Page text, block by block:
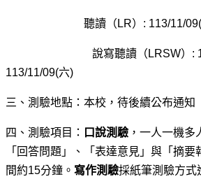
聽讀（LR）: 113/11/
說寫聽讀（LRSW）:
113/11/09(六)
三、測驗地點：本校，待後續公布通知
四、測驗項目： 口說測驗 ，一人一機
「回答問題」、「表達意見」與「摘
間約15分鐘。 寫作測驗採紙筆測驗方式